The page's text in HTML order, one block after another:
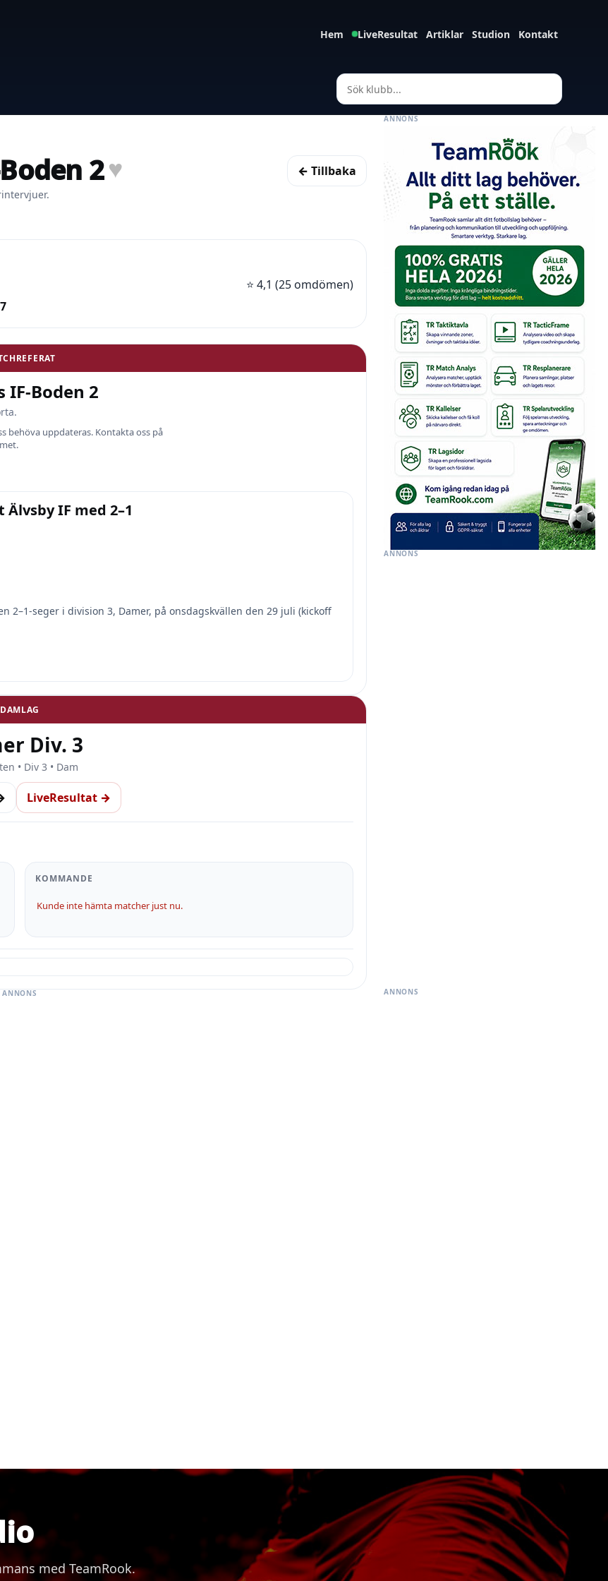
Hem LiveResultat Artiklar Studion Kontakt
ANNONS
ANNONS
ANNONS
2♥ ← Tillbaka
⭐ 4,1 (25 omdömen)
Boden 2
behöva uppdateras. Kontakta oss på
IF med 2–1
2–1-seger i division 3, Damer, på onsdagskvällen den 29 juli (kickoff
DAMLAG
Div. 3
• Div 3 • Dam
LiveResultat →
KOMMANDE
Kunde inte hämta matcher just nu.
ANNONS
med TeamRook.